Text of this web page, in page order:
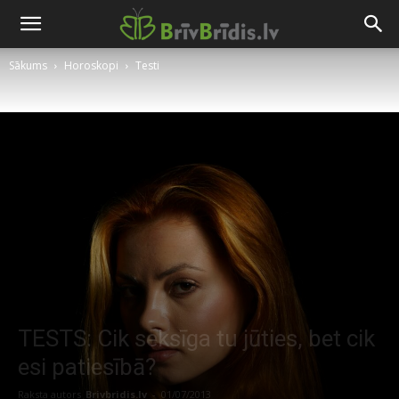
Sākums Horoskopi Testi
TESTS: Cik seksīga tu jūties, bet cik
esi patiesībā?
Raksta autors Brivbridis.lv - 01/07/2013